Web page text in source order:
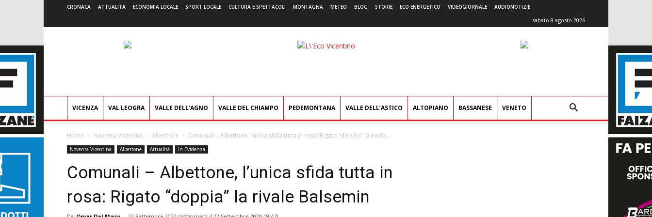
CRONACA ATTUALITÀ ECONOMIA LOCALE SPORT LOCALE CULTURA E SPETTACOLI MONTAGNA METEO BLOG STORIE ECO ENERGETICO VIDEOGIORNALE AUDIONOTIZIE
sabato 8 agosto 2026
L'Eco
VICENZA VAL LEOGRA VALLE DELL’AGNO VALLE DEL CHIAMPO PEDEMONTANA VALLE DELL’ASTICO ALTOPIANO BASSANESE VENETO
Home Noventa Vicentina Albettone Comunali – Albettone, l’unica sfida tutta in rosa: Rigato “doppia” la rivale...
Noventa Vicentina Albettone Attualità In Evidenza
Comunali – Albettone, l’unica sfida tutta in
rosa: Rigato “doppia” la rivale Balsemin